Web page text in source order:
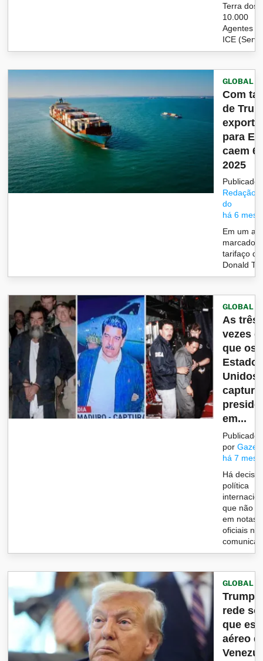
Terra dos
10.000
Agentes
ICE
GLOBAL
Com
de
para
caem
2025
Publicado
Redação/
do
há 6
Em um
marcado
tarifaço
Donald
GLOBAL
As três
vezes
que os
Unidos
em...
Publicado
por
há 7
Há
política
que não
em notas
oficiais
GLOBAL
Trump
rede
que
aéreo